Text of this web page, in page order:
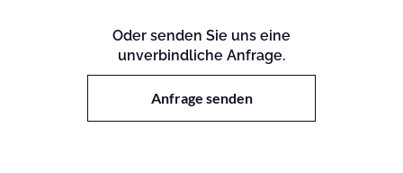
Oder senden Sie uns eine
unverbindliche Anfrage.
Anfrage senden